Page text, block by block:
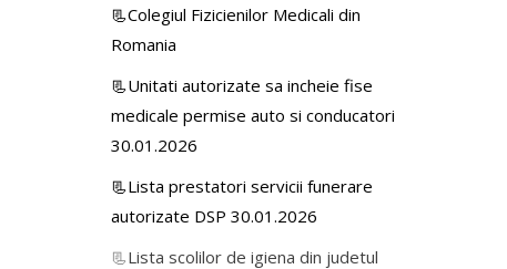
📃Colegiul Fizicienilor Medicali din
Romania
📃Unitati autorizate sa incheie fise
medicale permise auto si conducatori
30.01.2026
📃Lista prestatori servicii funerare
autorizate DSP 30.01.2026
📃Lista scolilor de igiena din judetul